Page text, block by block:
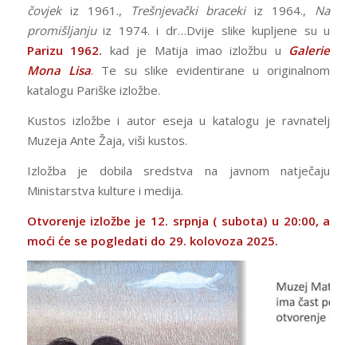
čovjekiz 1961., Trešnjevački bracekiiz 1964., Na
promišljanjuiz 1974. i dr…Dvije slike kupljene su u
Parizu 1962. kad je Matija imao izložbu u Galerie
Mona Lisa. Te su slike evidentirane u originalnom
katalogu Pariške izložbe.
Kustos izložbe i autor eseja u katalogu je ravnatelj
Muzeja Ante Žaja, viši kustos.
Izložba je dobila sredstva na javnom natječaju
Ministarstva kulture i medija.
Otvorenje izložbe je 12. srpnja ( subota) u 20:00, a
moći će se pogledati do 29. kolovoza 2025.